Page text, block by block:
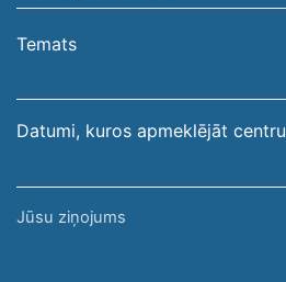
e-
pasta
Temats
Datumi, kuros apmeklējāt centru
Jūsu